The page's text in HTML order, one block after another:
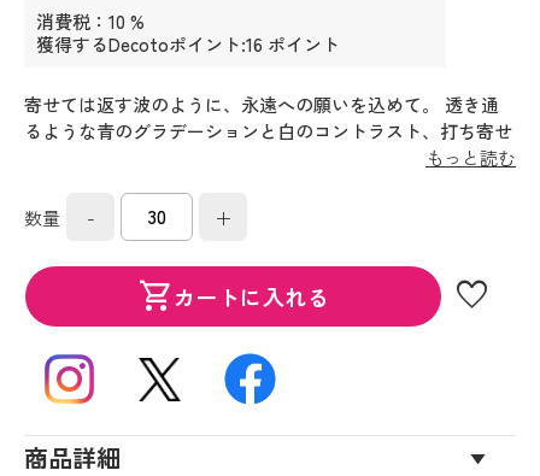
消費税：10 %
獲得するDecotoポイント:16 ポイント
寄せては返す波のように、永遠への願いを込めて。 透き通
るような青のグラデーションと白のコントラスト、打ち寄せ
る白波のように織られた波の模様が印象的。綿の柔らかさを
ます。
もっと読む
数量 - +
shopping_cartカートに入れる favorite
商品詳細